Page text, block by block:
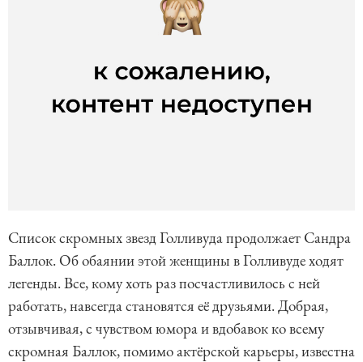
Список скромных звезд Голливуда продолжает Сандра
Баллок. Об обаянии этой женщины в Голливуде ходят
легенды. Все, кому хоть раз посчастливилось с ней
работать, навсегда становятся её друзьями. Добрая,
отзывчивая, с чувством юмора и вдобавок ко всему
скромная Баллок, помимо актёрской карьеры, известна